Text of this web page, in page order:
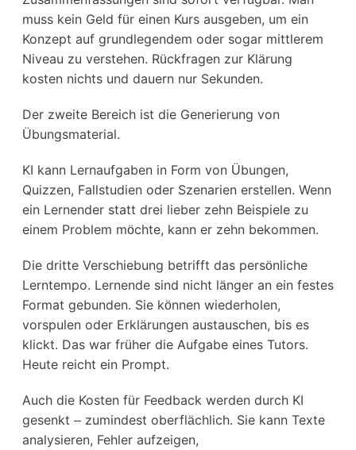
muss kein Geld für einen Kurs ausgeben, um ein
Konzept auf grundlegendem oder sogar mittlerem
Niveau zu verstehen. Rückfragen zur Klärung
kosten nichts und dauern nur Sekunden.
Der zweite Bereich ist die Generierung von
Übungsmaterial.
KI kann Lernaufgaben in Form von Übungen,
Quizzen, Fallstudien oder Szenarien erstellen. Wenn
ein Lernender statt drei lieber zehn Beispiele zu
einem Problem möchte, kann er zehn bekommen.
Die dritte Verschiebung betrifft das persönliche
Lerntempo. Lernende sind nicht länger an ein festes
Format gebunden. Sie können wiederholen,
vorspulen oder Erklärungen austauschen, bis es
klickt. Das war früher die Aufgabe eines Tutors.
Heute reicht ein Prompt.
Auch die Kosten für Feedback werden durch KI
gesenkt – zumindest oberflächlich. Sie kann Texte
analysieren, Fehler aufzeigen,